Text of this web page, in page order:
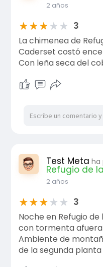
2 años
★★★★★ 3
La chimenea de
Caderset costó
Con leña seca del
Test Meta ha
Refugio de
2 años
★★★★★ 3
Noche en Refugio
con tormenta
Ambiente de
de la segunda